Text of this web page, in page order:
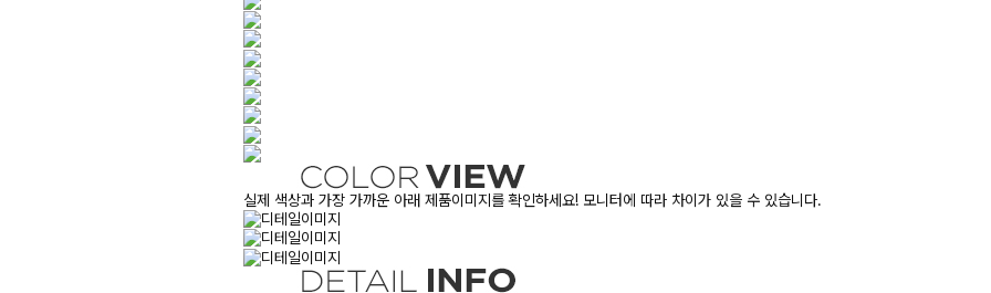
실제 색상과 가장 가까운 아래 제품이미지를 확인하세요! 모니터에 따라 차이가 있을 수 있습니다.